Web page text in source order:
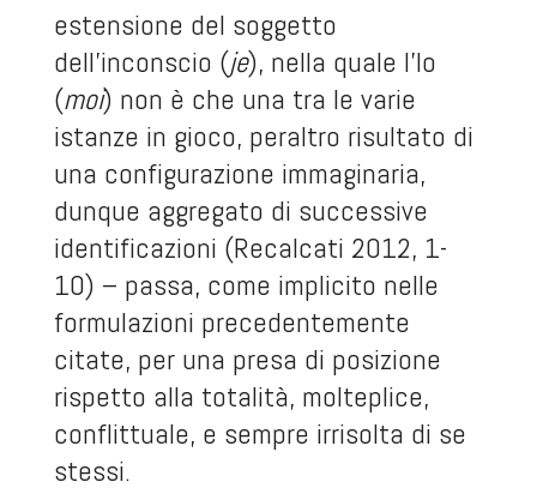
estensione del soggetto
dell’inconscio (je), nella quale l’Io
(moi) non è che una tra le varie
istanze in gioco, peraltro risultato di
una configurazione immaginaria,
dunque aggregato di successive
identificazioni (Recalcati 2012, 1-
10) – passa, come implicito nelle
formulazioni precedentemente
citate, per una presa di posizione
rispetto alla totalità, molteplice,
conflittuale, e sempre irrisolta di se
stessi.